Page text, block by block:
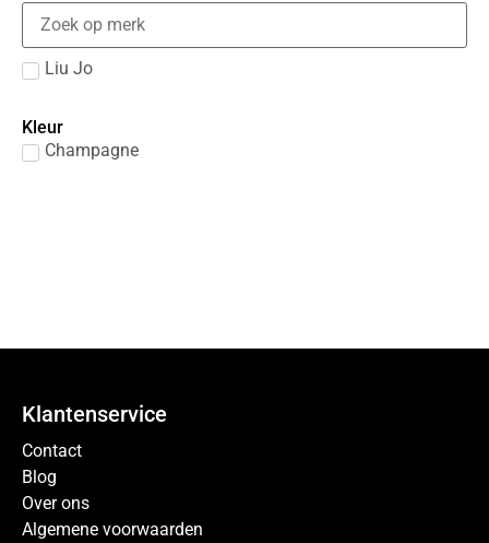
Liu Jo
Kleur
Champagne
Klantenservice
Contact
Blog
Over ons
Algemene voorwaarden